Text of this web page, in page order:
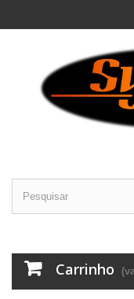
Carrinho